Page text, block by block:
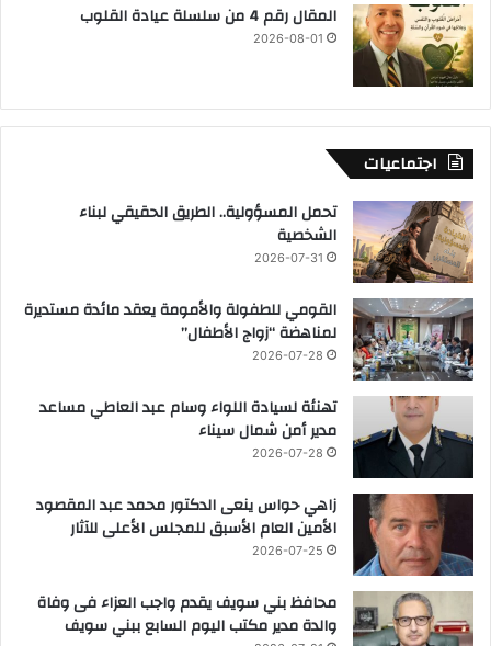
المقال رقم 4 من سلسلة عيادة القلوب
2026-08-01
اجتماعيات
تحمل المسؤولية.. الطريق الحقيقي لبناء
الشخصية
2026-07-31
القومي للطفولة والأمومة يعقد مائدة مستديرة
لمناهضة “زواج الأطفال”
2026-07-28
تهنئة لسيادة اللواء وسام عبد العاطي مساعد
مدير أمن شمال سيناء
2026-07-28
زاهي حواس ينعى الدكتور محمد عبد المقصود
الأمين العام الأسبق للمجلس الأعلى للآثار
2026-07-25
محافظ بني سويف يقدم واجب العزاء فى وفاة
والدة مدير مكتب اليوم السابع ببني سويف